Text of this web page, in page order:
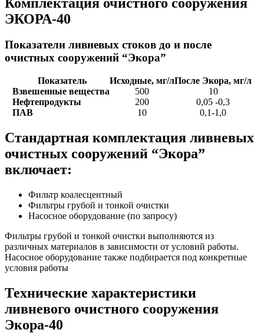
ЭКОРА-40
Показатели ливневых стоков до и после
очистных сооружений “Экора”
Показатель Исходные, мг/лПосле Экора, мг/л
Взвешенные вещества
500
10
Нефтепродукты
200
0,05 -0,3
ПАВ
10 0,1-1,0
Стандартная комплектация ливневых
очистных сооружений “Экора”
включает:
Фильтр коалесцентный
Фильтры грубой и тонкой очистки
Насосное оборудование (по запросу)
Фильтры грубой и тонкой очистки выполняются из
различных материалов в зависимости от условий работы.
Насосное оборудование также подбирается под конкретные
условия работы
Технические характеристики
ливневого очистного сооружения
Экора-40